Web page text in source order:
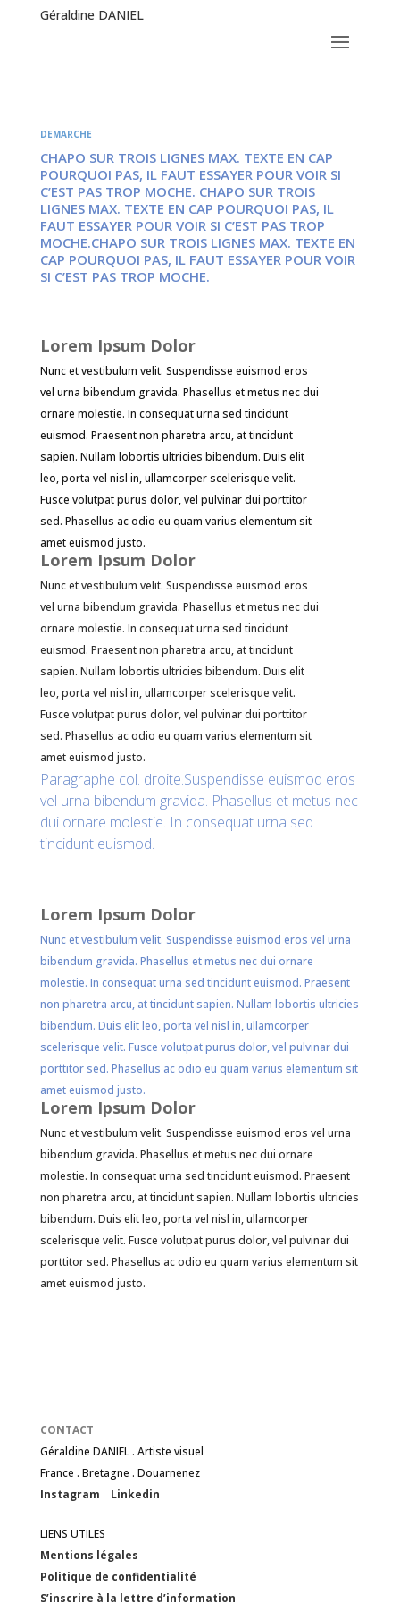
Géraldine DANIEL
DEMARCHE
CHAPO SUR TROIS LIGNES MAX. TEXTE EN CAP
POURQUOI PAS, IL FAUT ESSAYER POUR VOIR SI
C’EST PAS TROP MOCHE. CHAPO SUR TROIS
LIGNES MAX. TEXTE EN CAP POURQUOI PAS, IL
FAUT ESSAYER POUR VOIR SI C’EST PAS TROP
MOCHE.CHAPO SUR TROIS LIGNES MAX. TEXTE EN
CAP POURQUOI PAS, IL FAUT ESSAYER POUR VOIR
SI C’EST PAS TROP MOCHE.
Lorem Ipsum Dolor
Nunc et vestibulum velit. Suspendisse euismod eros
vel urna bibendum gravida. Phasellus et metus nec dui
ornare molestie. In consequat urna sed tincidunt
euismod. Praesent non pharetra arcu, at tincidunt
sapien. Nullam lobortis ultricies bibendum. Duis elit
leo, porta vel nisl in, ullamcorper scelerisque velit.
Fusce volutpat purus dolor, vel pulvinar dui porttitor
sed. Phasellus ac odio eu quam varius elementum sit
amet euismod justo.
Lorem Ipsum Dolor
Nunc et vestibulum velit. Suspendisse euismod eros
vel urna bibendum gravida. Phasellus et metus nec dui
ornare molestie. In consequat urna sed tincidunt
euismod. Praesent non pharetra arcu, at tincidunt
sapien. Nullam lobortis ultricies bibendum. Duis elit
leo, porta vel nisl in, ullamcorper scelerisque velit.
Fusce volutpat purus dolor, vel pulvinar dui porttitor
sed. Phasellus ac odio eu quam varius elementum sit
amet euismod justo.
Paragraphe col. droite.Suspendisse euismod eros
vel urna bibendum gravida. Phasellus et metus nec
dui ornare molestie. In consequat urna sed
tincidunt euismod.
Lorem Ipsum Dolor
Nunc et vestibulum velit. Suspendisse euismod eros vel urna
bibendum gravida. Phasellus et metus nec dui ornare
molestie. In consequat urna sed tincidunt euismod. Praesent
non pharetra arcu, at tincidunt sapien. Nullam lobortis ultricies
bibendum. Duis elit leo, porta vel nisl in, ullamcorper
scelerisque velit. Fusce volutpat purus dolor, vel pulvinar dui
porttitor sed. Phasellus ac odio eu quam varius elementum sit
amet euismod justo.
Lorem Ipsum Dolor
Nunc et vestibulum velit. Suspendisse euismod eros vel urna
bibendum gravida. Phasellus et metus nec dui ornare
molestie. In consequat urna sed tincidunt euismod. Praesent
non pharetra arcu, at tincidunt sapien. Nullam lobortis ultricies
bibendum. Duis elit leo, porta vel nisl in, ullamcorper
scelerisque velit. Fusce volutpat purus dolor, vel pulvinar dui
porttitor sed. Phasellus ac odio eu quam varius elementum sit
amet euismod justo.
CONTACT
Géraldine DANIEL . Artiste visuel
France . Bretagne . Douarnenez
Instagram
Linkedin
LIENS UTILES
Mentions légales
Politique de confidentialité
S’inscrire à la lettre d’information